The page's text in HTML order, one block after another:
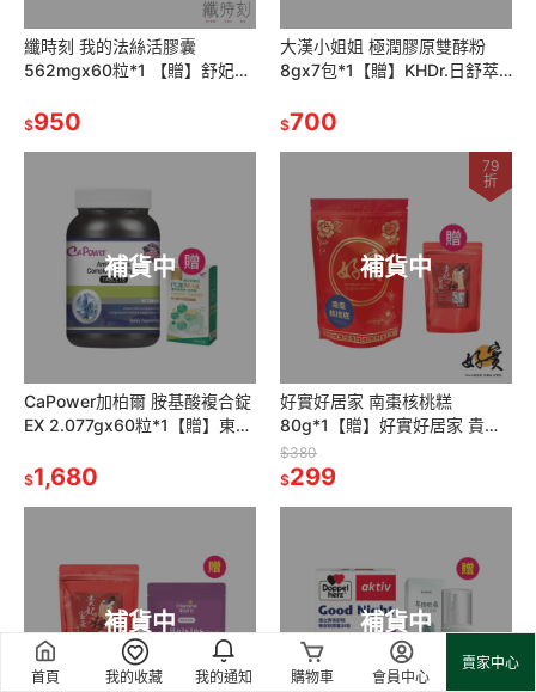
首頁 我的收藏 我的通知 購物車 會員中心
賣家中心
纖時刻 我的法絲活膠囊
562mgx60粒*1 【贈】舒妃自
精250ml*1
$950
大漢小姐姐 極潤膠原雙酵粉
8gx7包*1【贈】KHDr.日舒萃
$700
補貨中
CaPower加柏爾 胺基酸複合錠
EX 2.077gx60粒*1【贈】東華
$1,680
補貨中
79
折
好實好居家 南棗核桃糕
80g*1【贈】好實好居家 貴妃
蜜棗80g*1
$380
$299
補貨中 補貨中